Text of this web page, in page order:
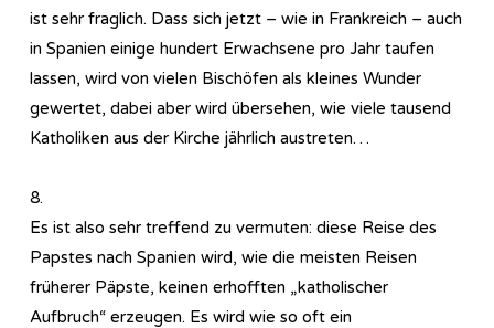
ist sehr fraglich. Dass sich jetzt – wie in Frankreich – auch
in Spanien einige hundert Erwachsene pro Jahr taufen
lassen, wird von vielen Bischöfen als kleines Wunder
gewertet, dabei aber wird übersehen, wie viele tausend
Katholiken aus der Kirche jährlich austreten…
8.
Es ist also sehr treffend zu vermuten: diese Reise des
Papstes nach Spanien wird, wie die meisten Reisen
früherer Päpste, keinen erhofften „katholischer
Aufbruch“ erzeugen. Es wird wie so oft ein